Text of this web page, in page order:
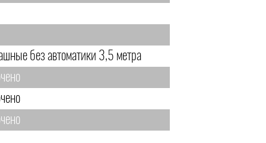
без автоматики 3,5 метра